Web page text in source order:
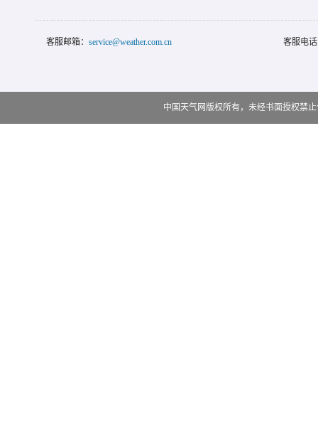
客服邮箱： service@weather.com.cn 客服电
中国天气网版权所有，未经书面授权